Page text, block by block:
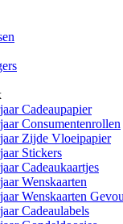
Cadeaupapier
Consumentenrollen
Zijde Vloeipapier
Stickers
Cadeaukaartjes
Wenskaarten
Wenskaarten
Cadeaulabels